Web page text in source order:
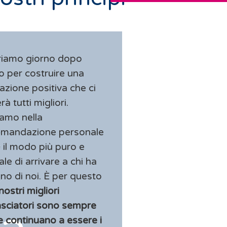
giorno dopo
per costruire una
positiva che ci
tutti migliori.
nella
personale
il modo più puro e
di arrivare a chi ha
di noi. È per questo
migliori
sono sempre
continuano a essere i